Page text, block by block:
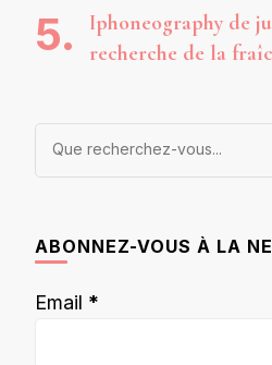
Iphoneography de
recherche de la
Vous
ABONNEZ-VOUS À LA
Email *